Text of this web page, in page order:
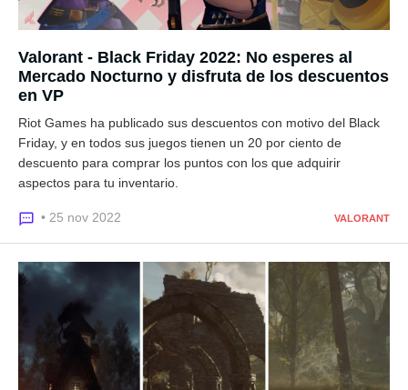
Valorant - Black Friday 2022: No esperes al
Mercado Nocturno y disfruta de los descuentos
en VP
Riot Games ha publicado sus descuentos con motivo del Black
Friday, y en todos sus juegos tienen un 20 por ciento de
descuento para comprar los puntos con los que adquirir
aspectos para tu inventario.
• 25 nov 2022 VALORANT